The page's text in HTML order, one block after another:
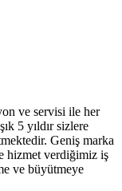
ve servisi ile her
5 yıldır sizlere
Geniş marka
hizmet verdiğimiz iş
ve büyütmeye